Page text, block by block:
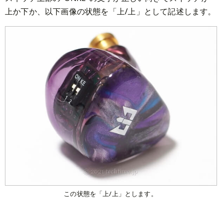
上か下か、以下画像の状態を「上/上」として記述します。
この状態を「上/上」とします。